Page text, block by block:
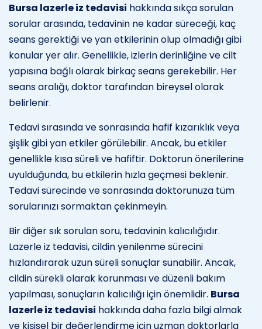
Bursa lazerle iz tedavisi hakkında sıkça sorulan
sorular arasında, tedavinin ne kadar süreceği, kaç
seans gerektiği ve yan etkilerinin olup olmadığı gibi
konular yer alır. Genellikle, izlerin derinliğine ve cilt
yapısına bağlı olarak birkaç seans gerekebilir. Her
seans aralığı, doktor tarafından bireysel olarak
belirlenir.
Tedavi sırasında ve sonrasında hafif kızarıklık veya
şişlik gibi yan etkiler görülebilir. Ancak, bu etkiler
genellikle kısa süreli ve hafiftir. Doktorun önerilerine
uyulduğunda, bu etkilerin hızla geçmesi beklenir.
Tedavi sürecinde ve sonrasında doktorunuza tüm
sorularınızı sormaktan çekinmeyin.
Bir diğer sık sorulan soru, tedavinin kalıcılığıdır.
Lazerle iz tedavisi, cildin yenilenme sürecini
hızlandırarak uzun süreli sonuçlar sunabilir. Ancak,
cildin sürekli olarak korunması ve düzenli bakım
yapılması, sonuçların kalıcılığı için önemlidir. Bursa
lazerle iz tedavisi hakkında daha fazla bilgi almak
ve kişisel bir değerlendirme için uzman doktorlarla